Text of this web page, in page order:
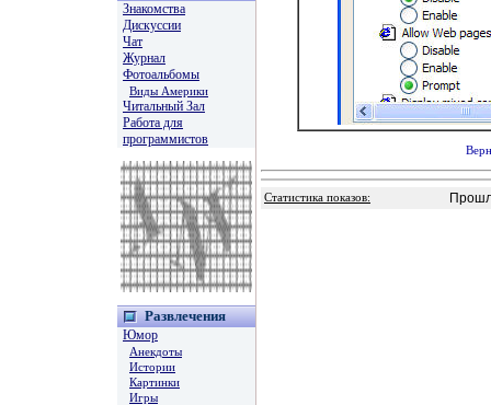
Знакомства
Дискуссии
Чат
Журнал
Фотоальбомы
Виды Америки
Читальный Зал
Работа для
программистов
Развлечения
Юмор
Анекдоты
Истории
Картинки
Игры
Статистика показов: